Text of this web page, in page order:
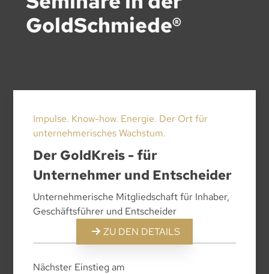
GoldSchmiede®
Nächster Einstieg am
Impulse. Know-how. Energie. Der Ort für
unternehmerisches Wachstum.
Der GoldKreis - für
Unternehmer und Entscheider
Unternehmerische Mitgliedschaft für Inhaber,
Geschäftsführer und Entscheider
ZU DEN DETAILS